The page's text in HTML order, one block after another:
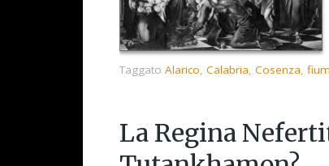
Taggato Alarico, Calabria, Cosenza,
La Regina